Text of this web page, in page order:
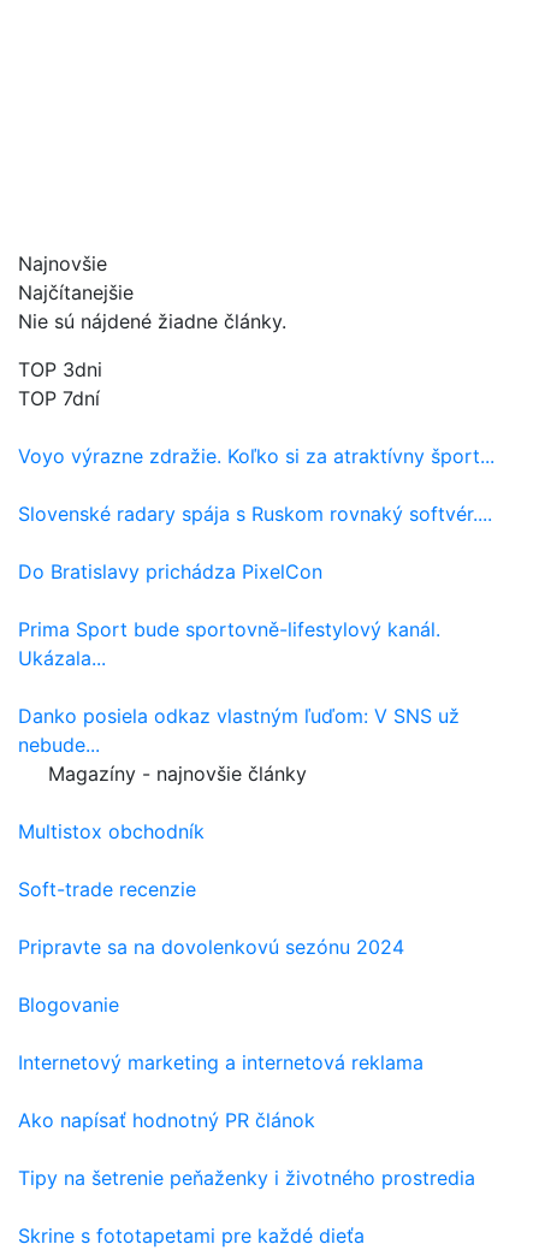
Najnovšie
Najčítanejšie
Nie sú nájdené žiadne články.
TOP 3dni
TOP 7dní
Voyo výrazne zdražie. Koľko si za atraktívny šport...
Slovenské radary spája s Ruskom rovnaký softvér....
Do Bratislavy prichádza PixelCon
Prima Sport bude sportovně-lifestylový kanál.
Ukázala...
Danko posiela odkaz vlastným ľuďom: V SNS už
nebude...
Magazíny - najnovšie články
Multistox obchodník
Soft-trade recenzie
Pripravte sa na dovolenkovú sezónu 2024
Blogovanie
Internetový marketing a internetová reklama
Ako napísať hodnotný PR článok
Tipy na šetrenie peňaženky i životného prostredia
Skrine s fototapetami pre každé dieťa